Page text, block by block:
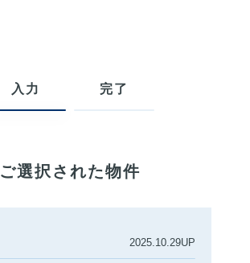
入力 完了
ご選択された物件
2025.10.29UP